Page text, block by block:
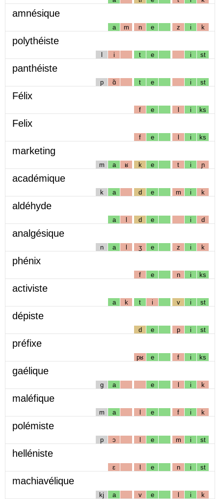
amnésique
a m n e z i k
polythéiste
l i t e i st
panthéiste
p ɑ̃ t e i st
Félix
f e l i ks
Felix
f e l i ks
marketing
m a ʁ k e t i ɲ
académique
k a d e m i k
aldéhyde
a l d e i d
analgésique
n a l ʒ e z i k
phénix
f e n i ks
activiste
a k t i v i st
dépiste
d e p i st
préfixe
pʁ e f i ks
gaélique
g a e l i k
maléfique
m a l e f i k
polémiste
p ɔ l e m i st
helléniste
ɛ l e n i st
machiavélique
kj a v e l i k